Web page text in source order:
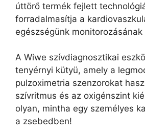
úttörő termék fejlett
forradalmasítja a
egészségünk
A Wiwe szívdiagnosztikai
tenyérnyi kütyü, amely a
pulzoximetria szenzorokat
szívritmus és az oxigénszint
olyan, mintha egy személyes
a zsebedben!